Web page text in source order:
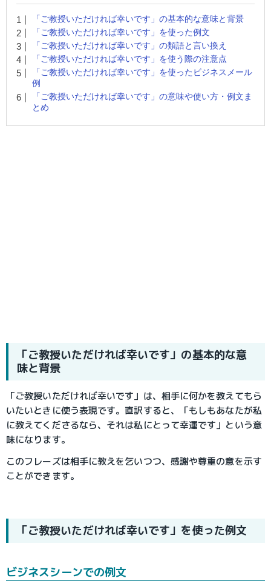
「ご教授いただければ幸いです」の基本的な意味と背景
「ご教授いただければ幸いです」を使った例文
「ご教授いただければ幸いです」の類語と言い換え
「ご教授いただければ幸いです」を使う際の注意点
「ご教授いただければ幸いです」を使ったビジネスメール
例
「ご教授いただければ幸いです」の意味や使い方・例文ま
とめ
「ご教授いただければ幸いです」の基本的な意
味と背景
「ご教授いただければ幸いです」は、相手に何かを教えてもら
いたいときに使う表現です。直訳すると、「もしもあなたが私
に教えてくださるなら、それは私にとって幸運です」という意
味になります。
このフレーズは相手に教えを乞いつつ、感謝や尊重の意を示す
ことができます。
「ご教授いただければ幸いです」を使った例文
ビジネスシーンでの例文